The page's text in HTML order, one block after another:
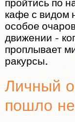
кафе с видом
особое
движении -
проплывает
ракурсы.
Личный
пошло